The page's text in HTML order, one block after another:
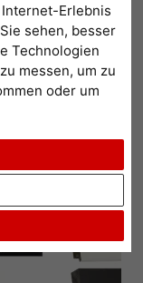
Erlebnis
sehen, besser
Technologien
messen, um zu
oder um